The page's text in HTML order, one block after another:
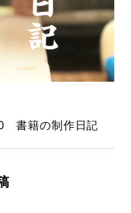
書籍の制作日記